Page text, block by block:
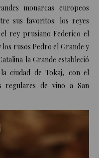
monarcas europeos
sus favoritos: los reyes
rey prusiano Federico el
rusos Pedro el Grande y
la Grande estableció
ciudad de Tokaj, con el
regulares de vino a San